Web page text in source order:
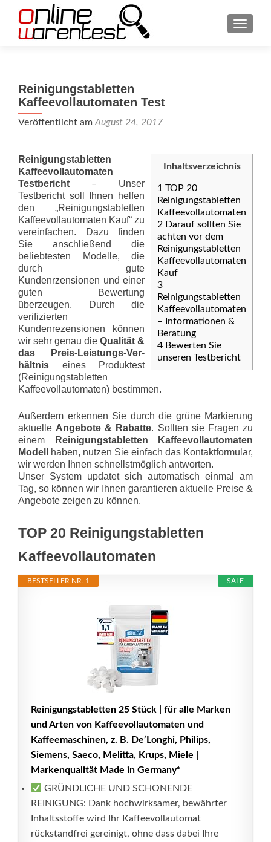
Reinigungstabletten
Kaffeevollautomaten Test
Veröffentlicht am August 24, 2017
Inhaltsverzeichnis
1 TOP 20
Reinigungstabletten
Kaffeevollautomaten
2 Darauf sollten Sie
achten vor dem
Reinigungstabletten
Kaffeevollautomaten
Kauf
3
Reinigungstabletten
Kaffeevollautomaten
– Informationen &
Beratung
4 Bewerten Sie
unseren Testbericht
Reinigungstabletten
Kaffeevollautomaten
Testbericht – Unser
Testbericht soll Ihnen helfen
den „Reinigungstabletten
Kaffeevollautomaten Kauf“ zu
vereinfachen. Dazu finden
Sie anschließend die
beliebtesten Modelle, die
durch gute
Kundenrzensionen und einer
guten Bewertung
überzeugen. Durch die
verifizierten
Kundenrezensionen können
wir sehr genau die Qualität &
das Preis-Leis­tungs-Ver­
hält­nis eines Produktest
(Reinigungstabletten
Kaffeevollautomaten) bestimmen.
Außerdem erkennen Sie durch die grüne Markierung
aktuelle Angebote & Rabatte. Sollten sie Fragen zu
einem
Reinigungstabletten Kaffeevollautomaten
Modell
haben, nutzen Sie einfach das Kontaktformular,
wir werden Ihnen schnellstmöglich antworten.
Unser System updatet sich automatisch einmal am
Tag, so können wir Ihnen garantieren aktuelle Preise &
Angebote zeigen zu können.
TOP 20 Reinigungstabletten
Kaffeevollautomaten
SALE
BESTSELLER NR. 1
Reinigungstabletten 25 Stück | für alle Marken
und Arten von Kaffeevollautomaten und
Kaffeemaschinen, z. B. De’Longhi, Philips,
Siemens, Saeco, Melitta, Krups, Miele |
Markenqualität Made in Germany*
GRÜNDLICHE UND SCHONENDE
REINIGUNG: Dank hochwirksamer, bewährter
Inhaltsstoffe wird Ihr Kaffeevollautomat
rückstandfrei gereinigt, ohne dass dabei Ihre